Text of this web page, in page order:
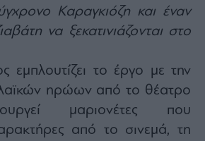
Καραγκιόζη και έναν
να ξεκατινιάζονται στο
εμπλουτίζει το έργο με την
λαϊκών ηρώων από το θέατρο
μαριονέτες που
από το σινεμά, τη